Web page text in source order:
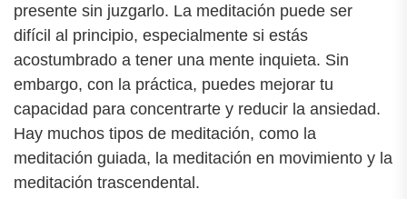
presente sin juzgarlo. La meditación puede ser
difícil al principio, especialmente si estás
acostumbrado a tener una mente inquieta. Sin
embargo, con la práctica, puedes mejorar tu
capacidad para concentrarte y reducir la ansiedad.
Hay muchos tipos de meditación, como la
meditación guiada, la meditación en movimiento y la
meditación trascendental.